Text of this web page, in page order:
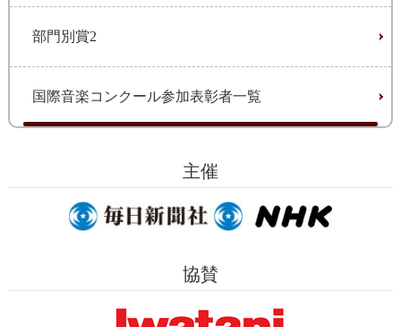
部門別賞2
国際音楽コンクール参加表彰者一覧
主催
協賛